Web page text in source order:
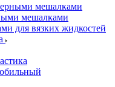
мешалками
мешалками
для вязких жидкостей